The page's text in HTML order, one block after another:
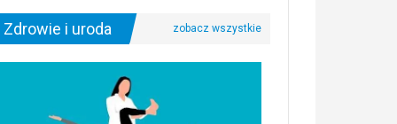
Zdrowie i uroda